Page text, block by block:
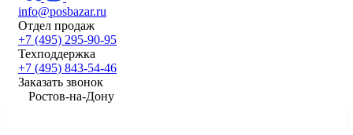
info@posbazar.ru
Отдел продаж
+7 (495) 295-90-95
Техподдержка
+7 (495) 843-54-46
Заказать звонок
​Ростов-на-Дону